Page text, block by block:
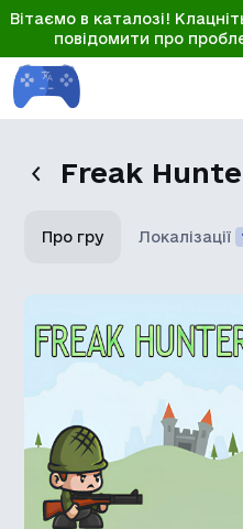
Вітаємо в каталозі!
повідомити про
Freak
Про гру Локалізації